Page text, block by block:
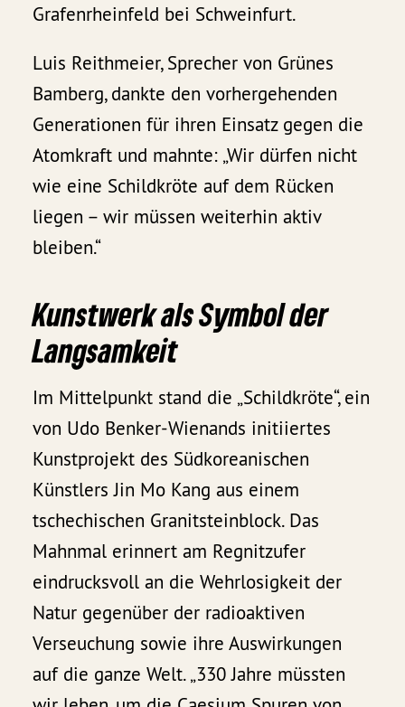
Grafenrheinfeld bei Schweinfurt.
Luis Reithmeier, Sprecher von Grünes
Bamberg, dankte den vorhergehenden
Generationen für ihren Einsatz gegen die
Atomkraft und mahnte: „Wir dürfen nicht
wie eine Schildkröte auf dem Rücken
liegen – wir müssen weiterhin aktiv
bleiben.“
Kunstwerk als Symbol der
Langsamkeit
Im Mittelpunkt stand die „Schildkröte“, ein
von Udo Benker-Wienands initiiertes
Kunstprojekt des Südkoreanischen
Künstlers Jin Mo Kang aus einem
tschechischen Granitsteinblock. Das
Mahnmal erinnert am Regnitzufer
eindrucksvoll an die Wehrlosigkeit der
Natur gegenüber der radioaktiven
Verseuchung sowie ihre Auswirkungen
auf die ganze Welt. „330 Jahre müssten